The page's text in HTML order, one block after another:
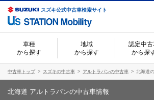
スズキ公式中古車検索サイト
車種
から探す
地域
から探す
認定中
から探
中古車トップ スズキの中古車 アルトラパンの中古車 北海道
北海道 アルトラパンの中古車情報